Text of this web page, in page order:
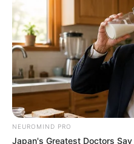
sempre respeitando o
as demãos.
Finalize a pintura das
1. Com a tinta
fitas adesivas e veja os
formaram.
NEUROMIND PRO
Japan's Greatest Doctors